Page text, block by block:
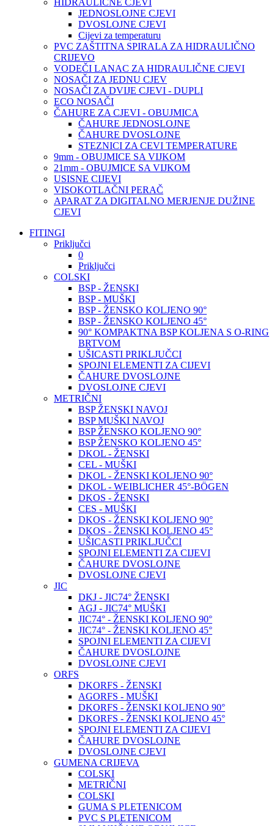
HIDRAULIČNE CJEVI
JEDNOSLOJNE CJEVI
DVOSLOJNE CJEVI
Cijevi za temperaturu
PVC ZAŠTITNA SPIRALA ZA HIDRAULIČNO
CRIJEVO
VODEČI LANAC ZA HIDRAULIČNE CJEVI
NOSAČI ZA JEDNU CJEV
NOSAČI ZA DVIJE CJEVI - DUPLI
ECO NOSAČI
ČAHURE ZA CJEVI - OBUJMICA
ČAHURE JEDNOSLOJNE
ČAHURE DVOSLOJNE
STEZNICI ZA CEVI TEMPERATURE
9mm - OBUJMICE SA VIJKOM
21mm - OBUJMICE SA VIJKOM
USISNE CIJEVI
VISOKOTLAČNI PERAČ
APARAT ZA DIGITALNO MERJENJE DUŽINE
CJEVI
FITINGI
Priključci
0
Priključci
COLSKI
BSP - ŽENSKI
BSP - MUŠKI
BSP - ŽENSKO KOLJENO 90°
BSP - ŽENSKO KOLJENO 45°
90° KOMPAKTNA BSP KOLJENA S O-RING
BRTVOM
UŠICASTI PRIKLJUČCI
SPOJNI ELEMENTI ZA CIJEVI
ČAHURE DVOSLOJNE
DVOSLOJNE CJEVI
METRIČNI
BSP ŽENSKI NAVOJ
BSP MUŠKI NAVOJ
BSP ŽENSKO KOLJENO 90°
BSP ŽENSKO KOLJENO 45°
DKOL - ŽENSKI
CEL - MUŠKI
DKOL - ŽENSKI KOLJENO 90°
DKOL - WEIBLICHER 45°-BÖGEN
DKOS - ŽENSKI
CES - MUŠKI
DKOS - ŽENSKI KOLJENO 90°
DKOS - ŽENSKI KOLJENO 45°
UŠICASTI PRIKLJUČCI
SPOJNI ELEMENTI ZA CIJEVI
ČAHURE DVOSLOJNE
DVOSLOJNE CJEVI
JIC
DKJ - JIC74° ŽENSKI
AGJ - JIC74° MUŠKI
JIC74° - ŽENSKI KOLJENO 90°
JIC74° - ŽENSKI KOLJENO 45°
SPOJNI ELEMENTI ZA CIJEVI
ČAHURE DVOSLOJNE
DVOSLOJNE CJEVI
ORFS
DKORFS - ŽENSKI
AGORFS - MUŠKI
DKORFS - ŽENSKI KOLJENO 90°
DKORFS - ŽENSKI KOLJENO 45°
SPOJNI ELEMENTI ZA CIJEVI
ČAHURE DVOSLOJNE
DVOSLOJNE CJEVI
GUMENA CRIJEVA
COLSKI
METRIČNI
COLSKI
GUMA S PLETENICOM
PVC S PLETENICOM